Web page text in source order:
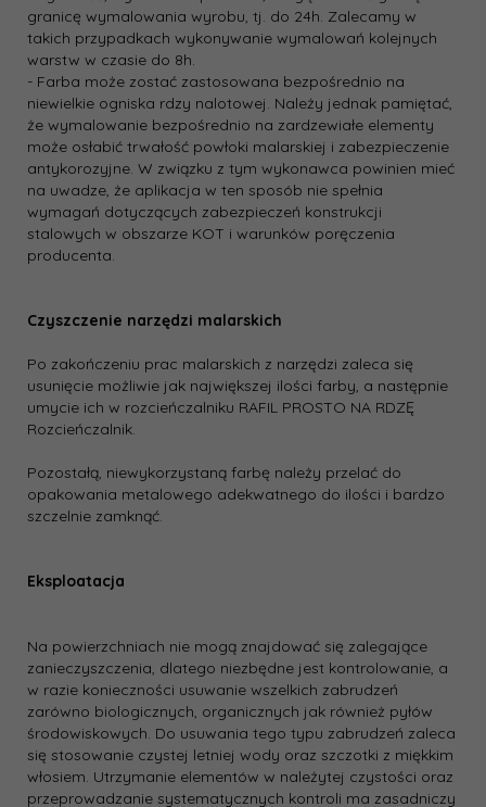
granicę wymalowania wyrobu, tj. do 24h. Zalecamy w
takich przypadkach wykonywanie wymalowań kolejnych
warstw w czasie do 8h.
- Farba może zostać zastosowana bezpośrednio na
niewielkie ogniska rdzy nalotowej. Należy jednak pamiętać,
że wymalowanie bezpośrednio na zardzewiałe elementy
może osłabić trwałość powłoki malarskiej i zabezpieczenie
antykorozyjne. W związku z tym wykonawca powinien mieć
na uwadze, że aplikacja w ten sposób nie spełnia
wymagań dotyczących zabezpieczeń konstrukcji
stalowych w obszarze KOT i warunków poręczenia
producenta.
Czyszczenie narzędzi malarskich
Po zakończeniu prac malarskich z narzędzi zaleca się
usunięcie możliwie jak największej ilości farby, a następnie
umycie ich w rozcieńczalniku RAFIL PROSTO NA RDZĘ
Rozcieńczalnik.
Pozostałą, niewykorzystaną farbę należy przelać do
opakowania metalowego adekwatnego do ilości i bardzo
szczelnie zamknąć.
Eksploatacja
Na powierzchniach nie mogą znajdować się zalegające
zanieczyszczenia, dlatego niezbędne jest kontrolowanie, a
w razie konieczności usuwanie wszelkich zabrudzeń
zarówno biologicznych, organicznych jak również pyłów
środowiskowych. Do usuwania tego typu zabrudzeń zaleca
się stosowanie czystej letniej wody oraz szczotki z miękkim
włosiem. Utrzymanie elementów w należytej czystości oraz
przeprowadzanie systematycznych kontroli ma zasadniczy